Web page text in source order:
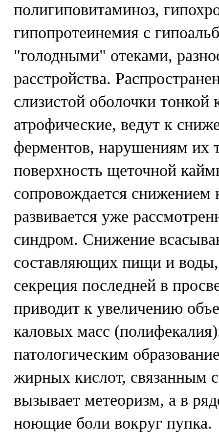
полигиповитаминоз,
гипопротеинемия с
"голодными" отеками,
расстройства.
слизистой оболочки
атрофические, ведут к
ферментов, нарушениям их
поверхность щеточной
сопровождается
развивается уже
синдром. Снижение
составляющих пищи и воды,
секреция последней в
приводит к увеличению
каловых масс
патологическим
жирных кислот, связанным
вызывает метеоризм, а в
ноющие боли вокруг пупка.